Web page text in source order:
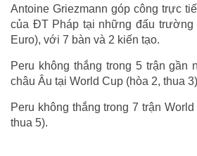
Antoine Griezmann góp công trực
của ĐT Pháp tại những đấu trường
Euro), với 7 bàn và 2 kiến tạo.
Peru không thắng trong 5 trận gần
châu Âu tại World Cup (hòa 2, thua
Peru không thắng trong 7 trận
thua 5).